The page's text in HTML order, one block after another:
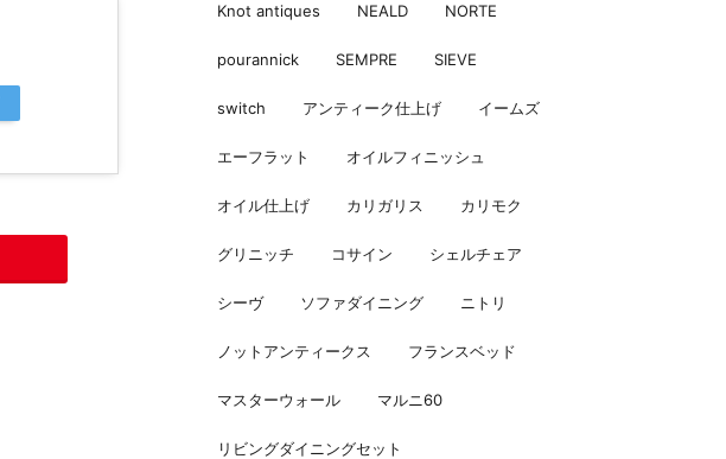
Knot antiques NEALD NORTE
pourannick SEMPRE SIEVE
switch アンティーク仕上げ イームズ
エーフラット オイルフィニッシュ
オイル仕上げ カリガリス カリモク
グリニッチ コサイン シェルチェア
シーヴ ソファダイニング ニトリ
ノットアンティークス フランスベッド
マスターウォール マルニ60
リビングダイニングセット